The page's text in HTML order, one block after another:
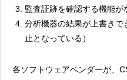
監査証跡を確認する機能が
分析機器の結果が上書き
止となっている）
各ソフトウェアベンダーが、